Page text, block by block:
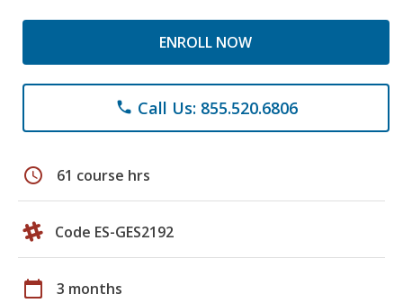
ENROLL NOW
phone Call Us: 855.520.6806
schedule 61 course hrs
Code ES-GES2192
calendar_today 3 months